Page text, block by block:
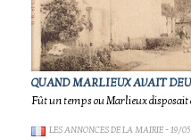
QUAND MARLIEUX AVAIT
Fût un temps ou Marlieux disposait
LES ANNONCES DE LA MAIRIE- 19/